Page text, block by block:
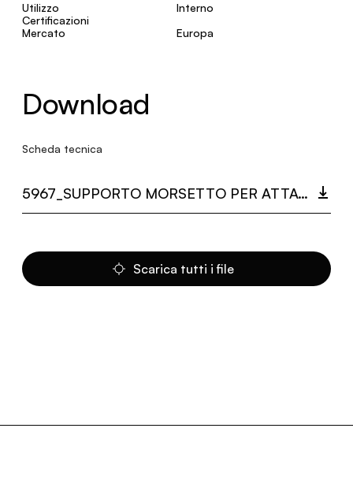
Utilizzo
Interno
Certificazioni
Mercato
Europa
Download
Scheda tecnica
5967_SUPPORTO MORSETTO PER ATTACCO AL SOFFITTO TERMINALE.PDF
Scarica tutti i file